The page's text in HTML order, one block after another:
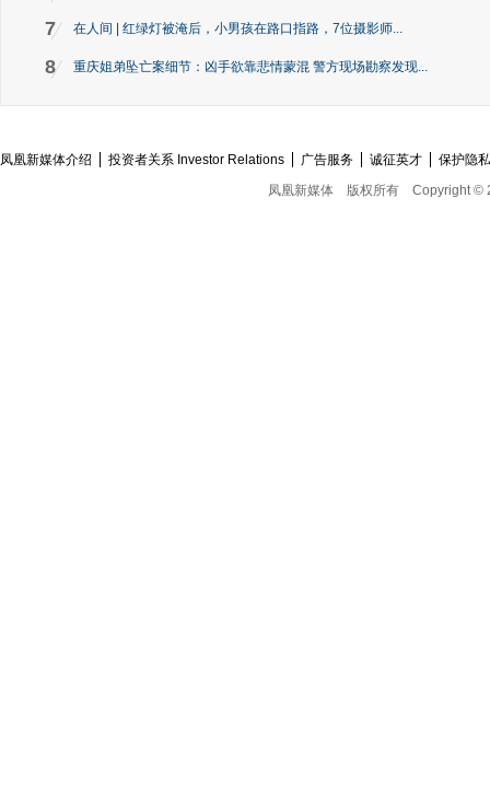
7 在人间 | 红绿灯被淹后，小男孩在路口指路，7位摄影师...
8 重庆姐弟坠亡案细节：凶手欲靠悲情蒙混 警方现场勘察发现...
凤凰新媒体介绍 投资者关系 Investor Relations 广告服务 诚征英才
保护隐
凤凰新媒体
版权所有 Copyright ©